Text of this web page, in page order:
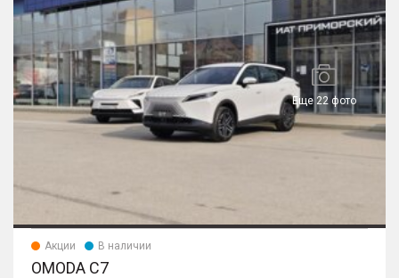
Еще 22 фото
Акции В наличии
OMODA C7